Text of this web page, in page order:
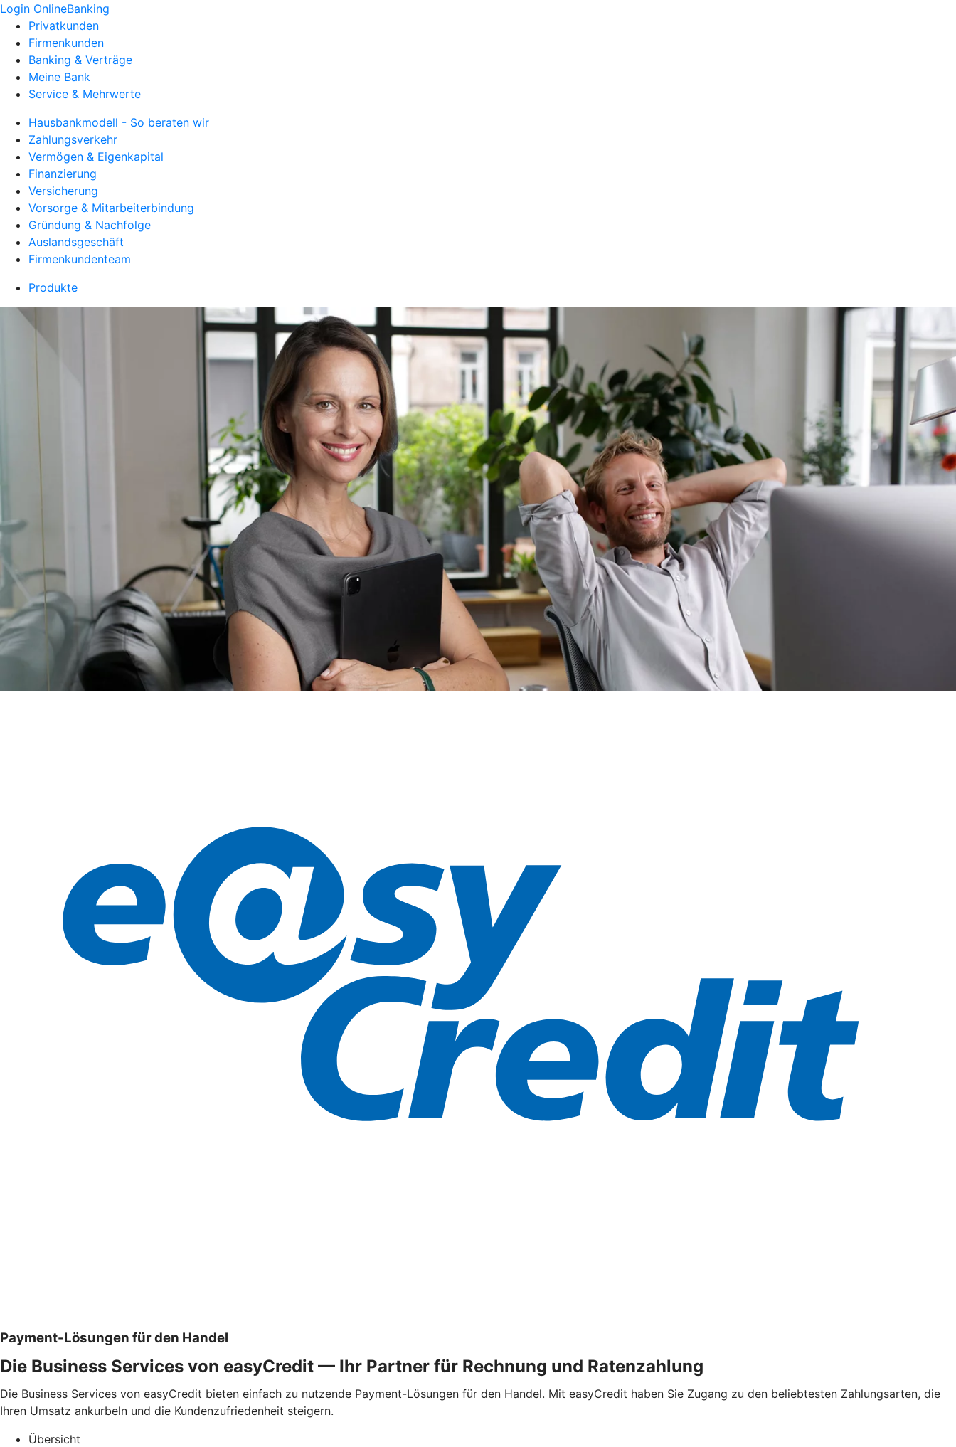
Login OnlineBanking
Privatkunden
Firmenkunden
Banking & Verträge
Meine Bank
Service & Mehrwerte
Hausbankmodell - So beraten wir
Zahlungsverkehr
Vermögen & Eigenkapital
Finanzierung
Versicherung
Vorsorge & Mitarbeiterbindung
Gründung & Nachfolge
Auslandsgeschäft
Firmenkundenteam
Produkte
Payment-Lösungen für den Handel
Die Business Services von easyCredit — Ihr Partner für Rechnung und Ratenzahlung
Die Business Services von easyCredit bieten einfach zu nutzende Payment-Lösungen für den Handel. Mit easyCredit haben Sie Zugang zu den beliebtesten Zahlungsarten, die
Ihren Umsatz ankurbeln und die Kundenzufriedenheit steigern.
Übersicht